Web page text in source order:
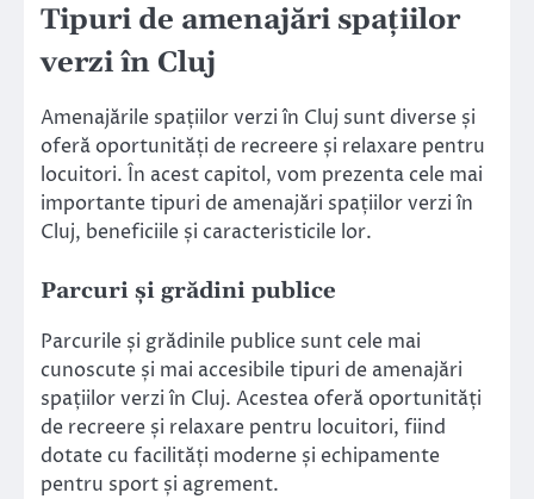
Tipuri de amenajări spațiilor
verzi în Cluj
Amenajările spațiilor verzi în Cluj sunt diverse și
oferă oportunități de recreere și relaxare pentru
locuitori. În acest capitol, vom prezenta cele mai
importante tipuri de amenajări spațiilor verzi în
Cluj, beneficiile și caracteristicile lor.
Parcuri și grădini publice
Parcurile și grădinile publice sunt cele mai
cunoscute și mai accesibile tipuri de amenajări
spațiilor verzi în Cluj. Acestea oferă oportunități
de recreere și relaxare pentru locuitori, fiind
dotate cu facilități moderne și echipamente
pentru sport și agrement.